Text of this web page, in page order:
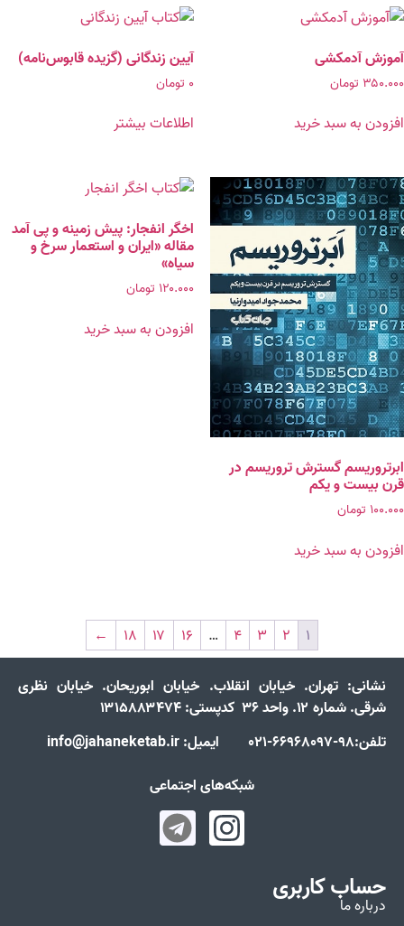
آموزش آدمکشی
۳۵۰.۰۰۰ تومان
افزودن به سبد خرید
آیین زندگانی (گزیده قابوس‌نامه)
۰ تومان
اطلاعات بیشتر
ابرتروریسم گسترش تروریسم در
قرن بیست‌ و یکم
۱۰۰.۰۰۰ تومان
افزودن به سبد خرید
اخگر انفجار: پیش‌ زمینه و پی‌ آمد
مقاله «ایران و استعمار سرخ و
سیاه»
۱۲۰.۰۰۰ تومان
افزودن به سبد خرید
۱ ۲ ۳ ۴ … ۱۶ ۱۷ ۱۸ ←
نشانی: تهران. خیابان انقلاب. خیابان ابوریحان. خیابان نظری
شرقی. شماره ۱۲. واحد ۳۶ کدپستی: ۱۳۱۵۸۸۳۴۷۴
تلفن:98-66968097-021 ایمیل: info@jahaneketab.ir
شبکه‌های اجتماعی
حساب کاربری
درباره ما